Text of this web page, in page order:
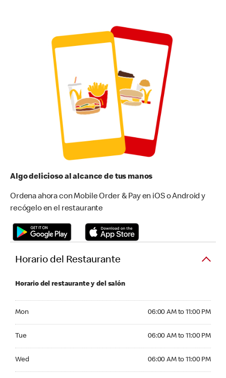
Algo delicioso al alcance de tus manos
Ordena ahora con Mobile Order & Pay en iOS o Android y
recógelo en el restaurante
Horario del Restaurante
Horario del restaurante y del salón
Mon 06:00 AM to 11:00 PM
Tue 06:00 AM to 11:00 PM
Wed 06:00 AM to 11:00 PM